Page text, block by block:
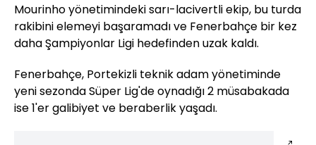
Mourinho yönetimindeki sarı-lacivertli ekip, bu turda
rakibini elemeyi başaramadı ve Fenerbahçe bir kez
daha Şampiyonlar Ligi hedefinden uzak kaldı.
Fenerbahçe, Portekizli teknik adam yönetiminde
yeni sezonda Süper Lig'de oynadığı 2 müsabakada
ise 1'er galibiyet ve beraberlik yaşadı.